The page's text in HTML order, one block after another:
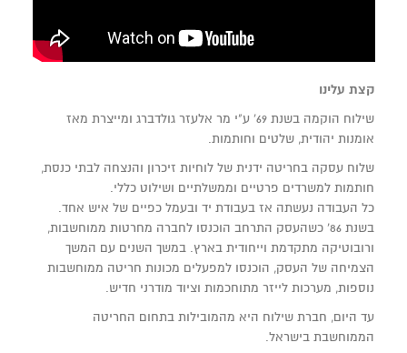
קצת עלינו
שילוח הוקמה בשנת 69' ע"י מר אלעזר גולדברג ומייצרת מאז
אומנות יהודית, שלטים וחותמות.
שלוח עסקה בחריטה ידנית של לוחיות זיכרון והנצחה לבתי כנסת,
חותמות למשרדים פרטיים וממשלתיים ושילוט כללי.
כל העבודה נעשתה אז בעבודת יד ובעמל כפיים של איש אחד.
בשנת 86' כשהעסק התרחב הוכנסו לחברה מחרטות ממוחשבות,
ורובוטיקה מתקדמת וייחודית בארץ. במשך השנים עם המשך
הצמיחה של העסק, הוכנסו למפעלים מכונות חריטה ממוחשבות
נוספות, מערכות לייזר מתוחכמות וציוד מודרני חדיש.
עד היום, חברת שילוח היא מהמובילות בתחום החריטה
הממוחשבת בישראל.